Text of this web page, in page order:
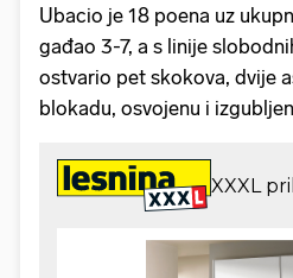
Ubacio je 18 poena uz
gađao 3-7, a s linije
ostvario pet skokova, dvije
blokadu, osvojenu i